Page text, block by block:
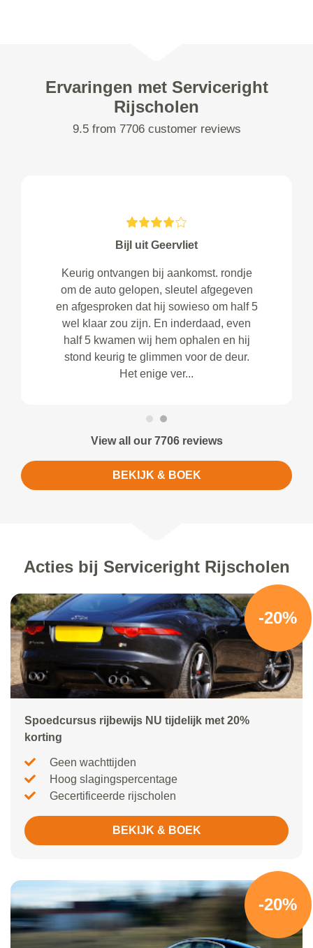
Ervaringen met Serviceright
Rijscholen
9.5 from 7706 customer reviews
Bijl uit Geervliet
Keurig ontvangen bij aankomst. rondje
om de auto gelopen, sleutel afgegeven
en afgesproken dat hij sowieso om half 5
wel klaar zou zijn. En inderdaad, even
half 5 kwamen wij hem ophalen en hij
stond keurig te glimmen voor de deur.
Het enige ver...
View all our 7706 reviews
BEKIJK & BOEK
Acties bij Serviceright Rijscholen
-20%
Spoedcursus rijbewijs NU tijdelijk met 20%
korting
Geen wachttijden
Hoog slagingspercentage
Gecertificeerde rijscholen
BEKIJK & BOEK
-20%